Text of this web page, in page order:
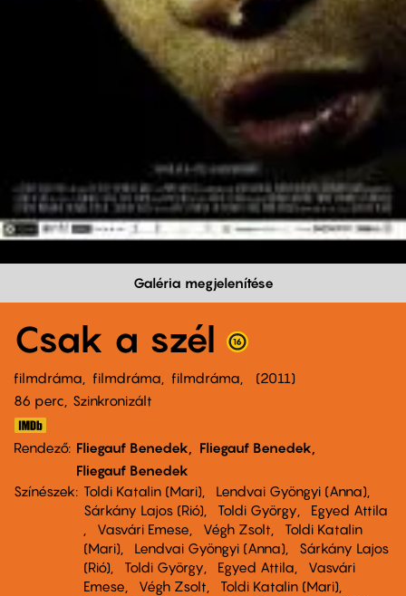
Galéria megjelenítése
Csak a szél
filmdráma filmdráma filmdráma
2011
86 perc,
Szinkronizált
Rendező Fliegauf Benedek
Fliegauf Benedek
Fliegauf Benedek
Színészek
Toldi Katalin (Mari)
Lendvai Gyöngyi (Anna)
Sárkány Lajos (Rió)
Toldi György
Egyed Attila
Vasvári Emese
Végh Zsolt
Toldi Katalin
(Mari)
Lendvai Gyöngyi (Anna)
Sárkány Lajos
(Rió)
Toldi György Egyed Attila
Vasvári
Emese
Végh Zsolt
Toldi Katalin (Mari)